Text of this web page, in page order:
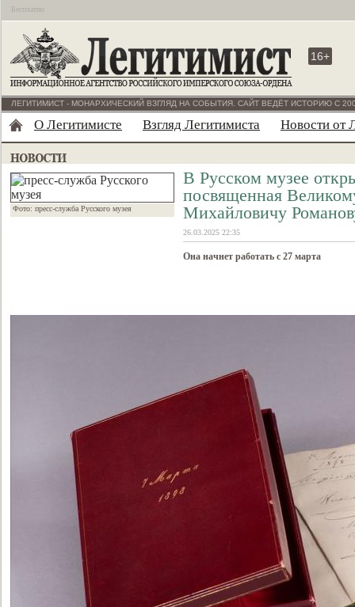
Бесплатно
16+
ЛЕГИТИМИСТ - МОНАРХИЧЕСКИЙ ВЗГЛЯД НА СОБЫТИЯ. САЙТ ВЕДЁТ ИСТОРИЮ С
О Легитимисте Взгляд Легитимиста Новости от
Фото: пресс-служба Русского музея
В Русском музее
посвященная
Михайловичу
26.03.2025 22:35
Она начнет работать с 27 марта